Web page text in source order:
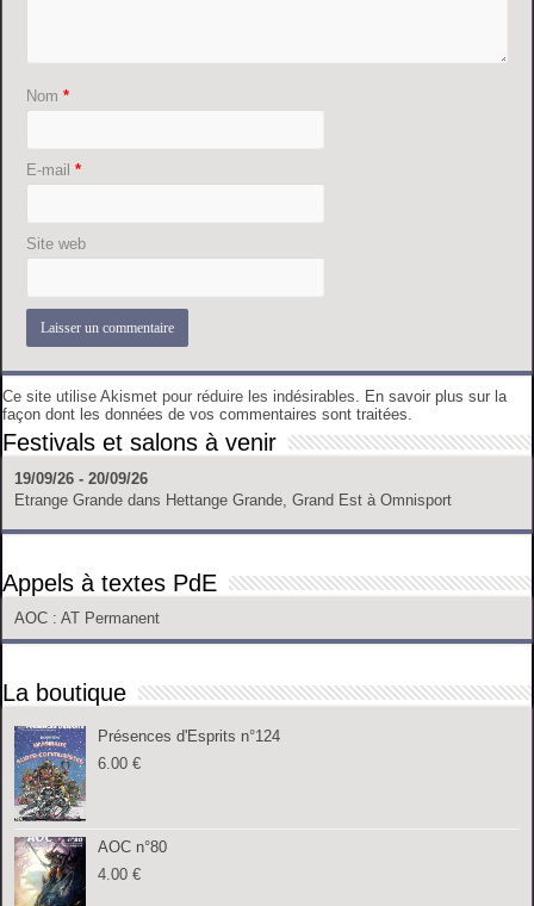
Nom*
E-mail*
Site web
Ce site utilise Akismet pour réduire les indésirables.
En savoir plus sur la
façon dont les données de vos commentaires sont traitées
Festivals et salons à venir
19/09/26 - 20/09/26
Etrange Grande dans Hettange Grande, Grand Est à Omnisport
Appels à textes PdE
AOC : AT Permanent
La boutique
Présences d'Esprits n°124
6.00€
AOC n°80
4.00€